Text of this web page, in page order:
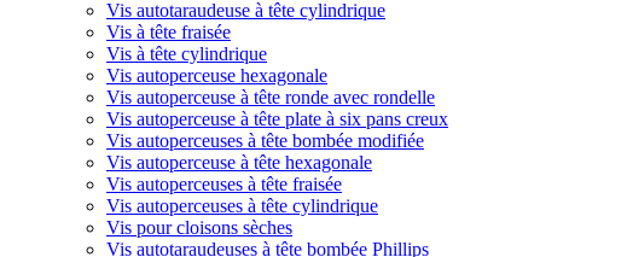
Vis autotaraudeuse à tête cylindrique
Vis à tête fraisée
Vis à tête cylindrique
Vis autoperceuse hexagonale
Vis autoperceuse à tête ronde avec rondelle
Vis autoperceuse à tête plate à six pans creux
Vis autoperceuses à tête bombée modifiée
Vis autoperceuse à tête hexagonale
Vis autoperceuses à tête fraisée
Vis autoperceuses à tête cylindrique
Vis pour cloisons sèches
Vis autotaraudeuses à tête bombée Phillips